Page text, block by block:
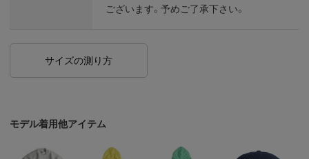
ございます。予めご了承下さい。
サイズの測り方
モデル着用他アイテム